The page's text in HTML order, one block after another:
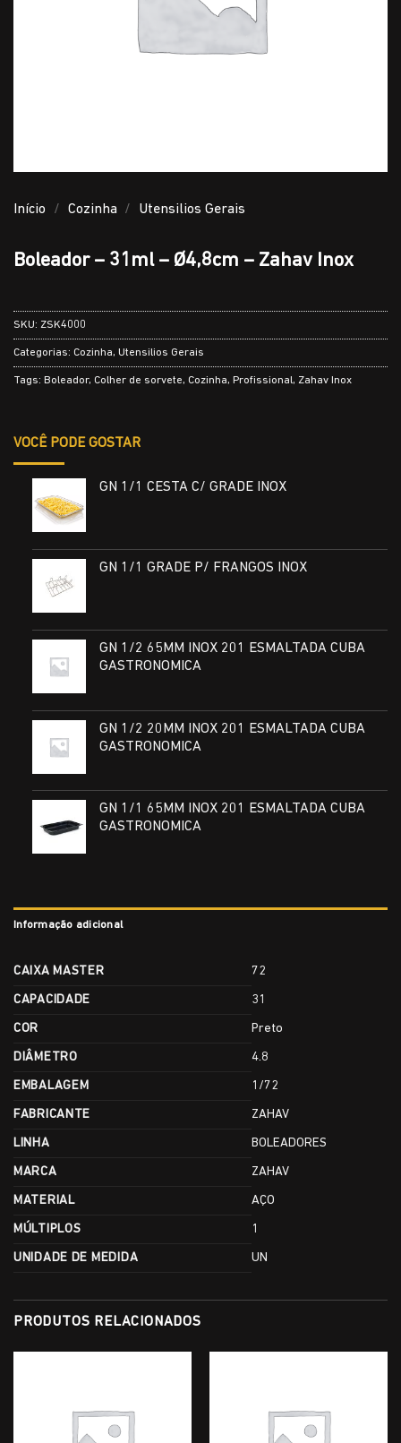
Início / Cozinha / Utensilios Gerais
Boleador – 31ml – Ø4,8cm – Zahav Inox
SKU: ZSK4000
Categorias: Cozinha, Utensilios Gerais
Tags: Boleador, Colher de sorvete, Cozinha, Profissional, Zahav Inox
VOCÊ PODE GOSTAR
GN 1/1 CESTA C/ GRADE INOX
GN 1/1 GRADE P/ FRANGOS INOX
GN 1/2 65MM INOX 201 ESMALTADA CUBA
GASTRONOMICA
GN 1/2 20MM INOX 201 ESMALTADA CUBA
GASTRONOMICA
GN 1/1 65MM INOX 201 ESMALTADA CUBA
GASTRONOMICA
Informação adicional
CAIXA MASTER 72
CAPACIDADE 31
COR Preto
DIÂMETRO 4.8
EMBALAGEM 1/72
FABRICANTE ZAHAV
LINHA BOLEADORES
MARCA ZAHAV
MATERIAL AÇO
MÚLTIPLOS 1
UNIDADE DE MEDIDA UN
PRODUTOS RELACIONADOS